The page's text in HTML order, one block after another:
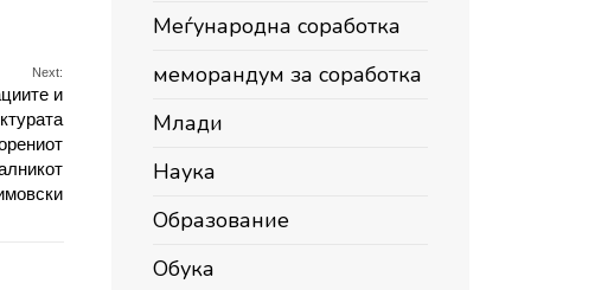
Next:
и
Меѓународна соработка
меморандум за соработка
Млади
Наука
Образование
Обука